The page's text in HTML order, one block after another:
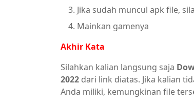
Jika sudah muncul apk file,
Mainkan gamenya
Akhir Kata
Silahkan kalian langsung saja
2022 dari link diatas. Jika kalian
Anda miliki, kemungkinan file